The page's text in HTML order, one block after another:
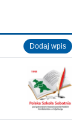
Dodaj wpis